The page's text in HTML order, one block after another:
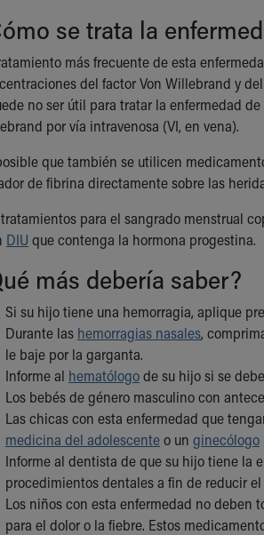
se trata la
más frecuente de esta
del factor Von Willebrand y
no ser útil para tratar la enfermedad
por vía intravenosa (VI, en vena).
que también se utilicen
de fibrina directamente sobre las
para el sangrado menstrual
DIU que contenga la hormona progestina.
más debería saber?
Si su hijo tiene una hemorragia, aplique
Durante las hemorragias nasales,
le baje por la garganta.
Informe al hematólogode su hijo si se
Los bebés de género masculino con
Las chicas con esta enfermedad que
medicina del adolescenteo un ginecólogo
Informe al dentista de que su hijo tiene la
procedimientos dentales a fin de reducir el
Los niños con esta enfermedad no deben
para el dolor o la fiebre. Estos